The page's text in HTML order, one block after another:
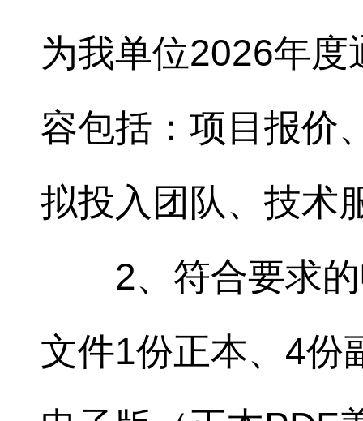
为我单位2026年
容包括：项目报价
拟投入团队、技术
2、符合要求
文件1份正本、4份